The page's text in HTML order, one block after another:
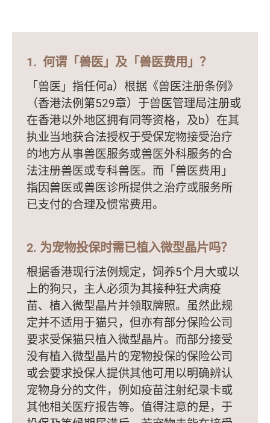
1. 何谓「兽医」及「兽医费用」？
「兽医」指任何a）根据《兽医注册条例》
（香港法例第529章）于兽医管理局注册或
在香港以外地区拥有同等资格，及b）在其
执业当地获合法授权于受保宠物接受治疗
的地方从事兽医服务或兽医外科服务的合
法注册兽医或专科兽医。而「兽医费用」
指因兽医或兽医诊所提供之治疗或服务所
已支付的合理及惯常费用。
2. 为宠物投保时需已植入微型晶片吗？
根据香港现行法例规定，饲养5个月大或以
上的狗只，主人必须为其接种狂犬病疫
苗、植入微型晶片并领取牌照。虽然此规
定并不适用于猫只，但亦有部分保险公司
要求受保猫只植入微型晶片。而部分接受
没有植入微型晶片的宠物投保的保险公司
或会要求投保人提供其他可用以明确辨认
宠物身分的文件，例如疫苗注射纪录卡或
其他相关医疗报告等。值得注意的是，于